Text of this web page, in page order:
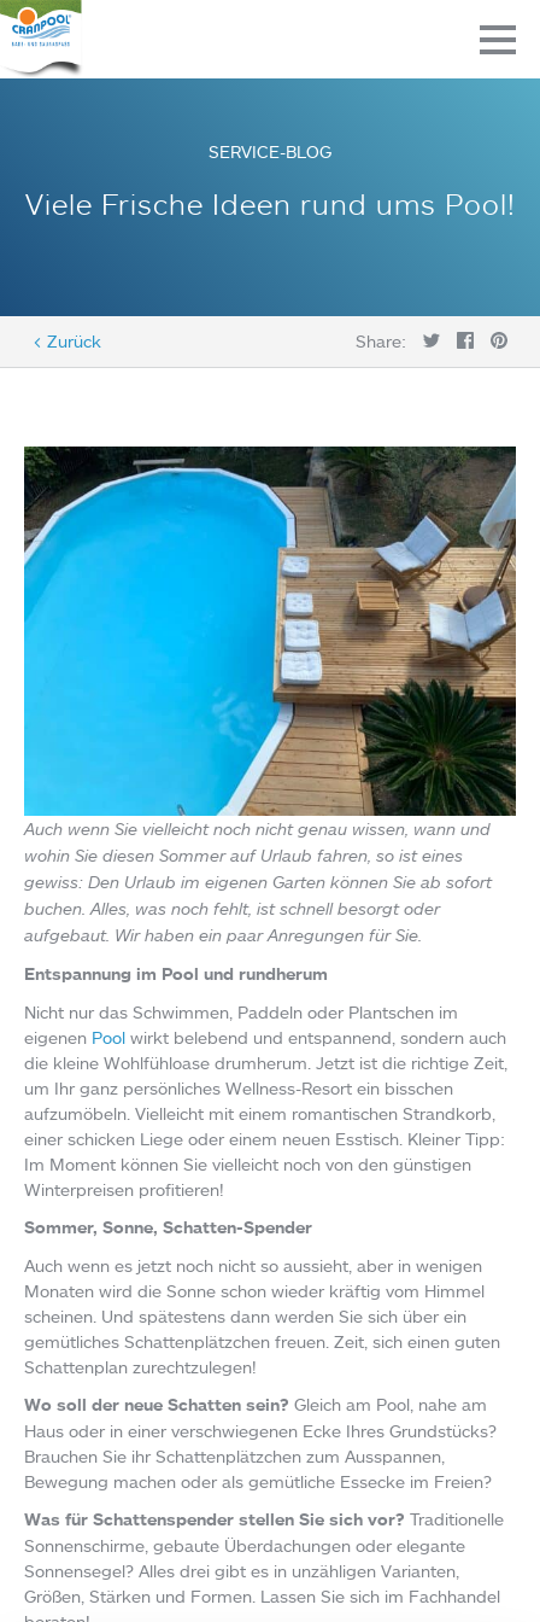
SERVICE-BLOG
Viele Frische Ideen rund ums Pool!
< Zurück Share:
Auch wenn Sie vielleicht noch nicht genau wissen, wann und
wohin Sie diesen Sommer auf Urlaub fahren, so ist eines
gewiss: Den Urlaub im eigenen Garten können Sie ab sofort
buchen. Alles, was noch fehlt, ist schnell besorgt oder
aufgebaut. Wir haben ein paar Anregungen für Sie.
Entspannung im Pool und rundherum
Nicht nur das Schwimmen, Paddeln oder Plantschen im
eigenen Pool wirkt belebend und entspannend, sondern auch
die kleine Wohlfühloase drumherum. Jetzt ist die richtige Zeit,
um Ihr ganz persönliches Wellness-Resort ein bisschen
aufzumöbeln. Vielleicht mit einem romantischen Strandkorb,
einer schicken Liege oder einem neuen Esstisch. Kleiner Tipp:
Im Moment können Sie vielleicht noch von den günstigen
Winterpreisen profitieren!
Sommer, Sonne, Schatten-Spender
Auch wenn es jetzt noch nicht so aussieht, aber in wenigen
Monaten wird die Sonne schon wieder kräftig vom Himmel
scheinen. Und spätestens dann werden Sie sich über ein
gemütliches Schattenplätzchen freuen. Zeit, sich einen guten
Schattenplan zurechtzulegen!
Wo soll der neue Schatten sein? Gleich am Pool, nahe am
Haus oder in einer verschwiegenen Ecke Ihres Grundstücks?
Brauchen Sie ihr Schattenplätzchen zum Ausspannen,
Bewegung machen oder als gemütliche Essecke im Freien?
Was für Schattenspender stellen Sie sich vor? Traditionelle
Sonnenschirme, gebaute Überdachungen oder elegante
Sonnensegel? Alles drei gibt es in unzähligen Varianten,
Größen, Stärken und Formen. Lassen Sie sich im Fachhandel